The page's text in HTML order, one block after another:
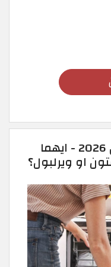
نصائح شراء غسالة أطباق 2026 - ايهما
او ويرلبول؟